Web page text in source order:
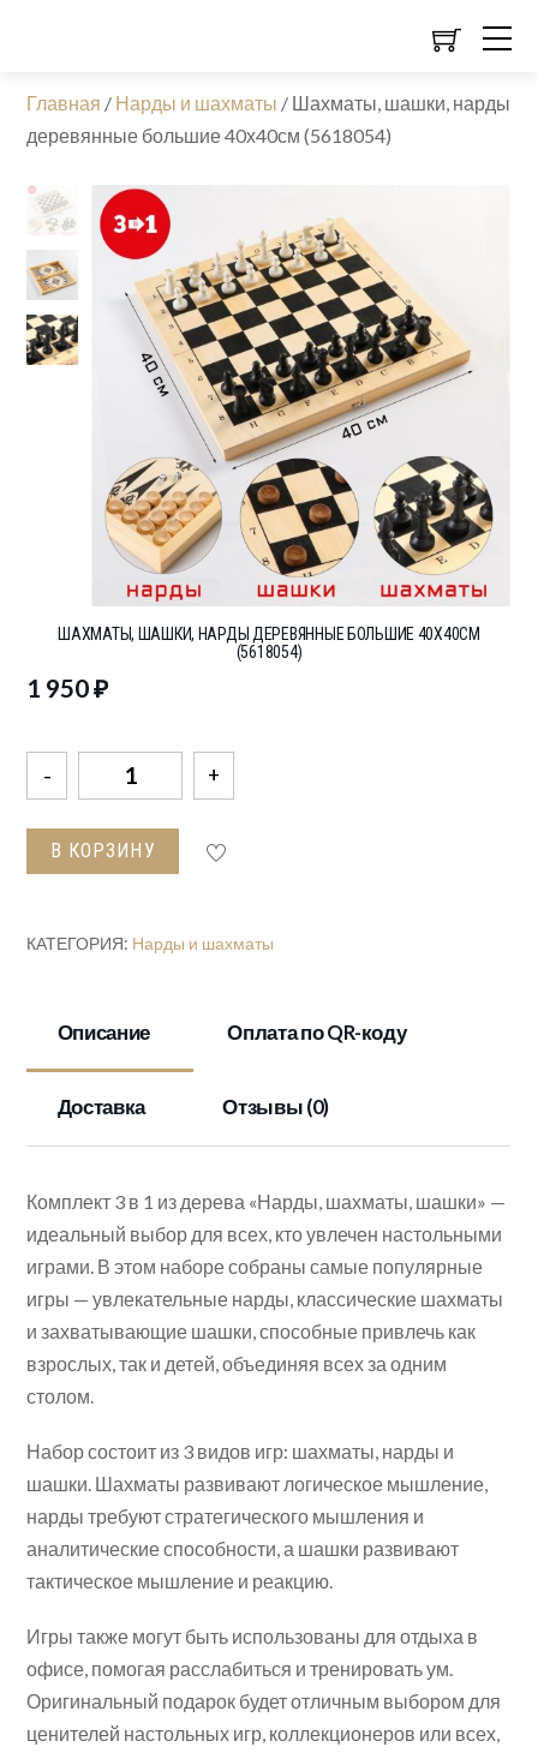
Главная / Нарды и шахматы / Шахматы, шашки, нарды
деревянные большие 40х40см (5618054)
ШАХМАТЫ, ШАШКИ, НАРДЫ ДЕРЕВЯННЫЕ БОЛЬШИЕ 40Х40СМ
(5618054)
1 950₽
Количество
товара
Шахматы,
шашки,
(5618054)
В КОРЗИНУ
КАТЕГОРИЯ: Нарды и шахматы
Описание Оплата по QR-коду
Доставка Отзывы (0)
Комплект 3 в 1 из дерева «Нарды, шахматы, шашки» —
идеальный выбор для всех, кто увлечен настольными
играми. В этом наборе собраны самые популярные
игры — увлекательные нарды, классические шахматы
и захватывающие шашки, способные привлечь как
взрослых, так и детей, объединяя всех за одним
столом.
Набор состоит из 3 видов игр: шахматы, нарды и
шашки. Шахматы развивают логическое мышление,
нарды требуют стратегического мышления и
аналитические способности, а шашки развивают
тактическое мышление и реакцию.
Игры также могут быть использованы для отдыха в
офисе, помогая расслабиться и тренировать ум.
Оригинальный подарок будет отличным выбором для
ценителей настольных игр, коллекционеров или всех,